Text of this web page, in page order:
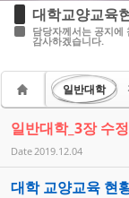
대학교양교육
담당자께서는 공지에
감사하겠습니다.
일반대학
일반대학_3장 수
Date2019.12.04
대학 교양교육 현